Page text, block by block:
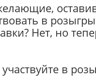
в
Нет, но
в